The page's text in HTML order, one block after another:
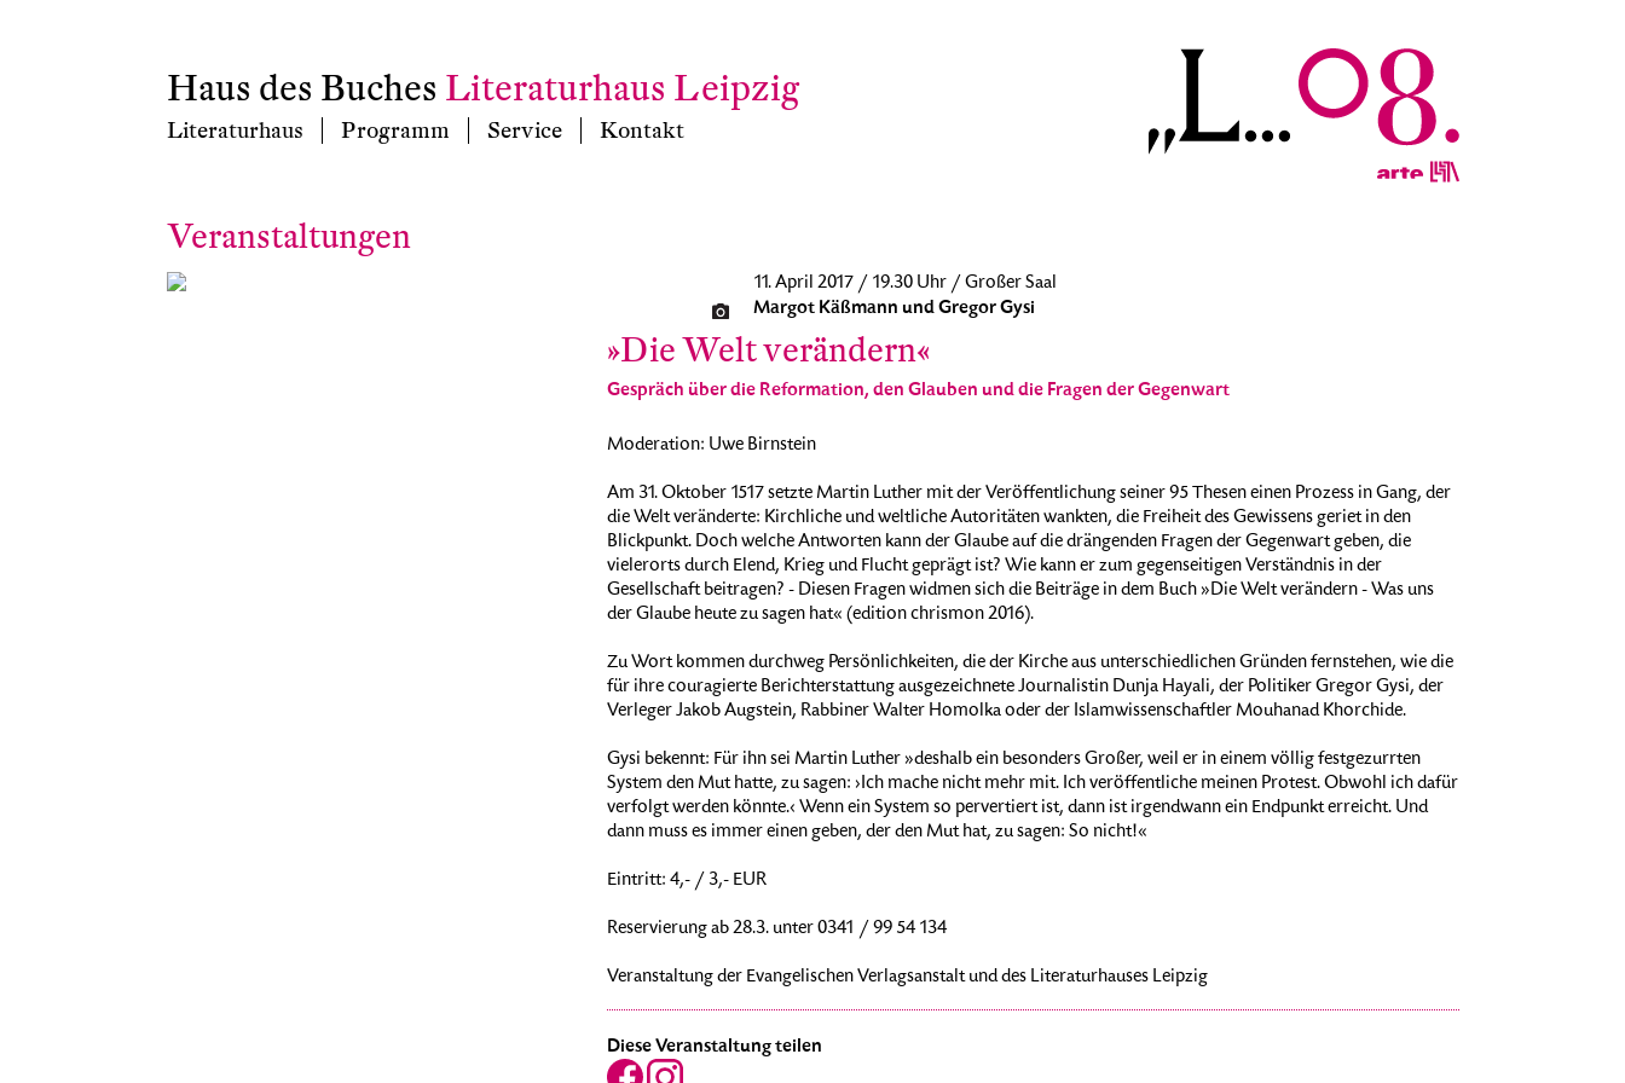
Haus des Buches Literaturhaus Leipzig
Literaturhaus Programm Service Kontakt
Veranstaltungen
11. April 2017 / 19.30 Uhr / Großer Saal
Margot Käßmann und Gregor Gysi
»Die Welt verändern«
Gespräch über die Reformation, den Glauben und die Fragen der Gegenwart
Moderation: Uwe Birnstein
Am 31. Oktober 1517 setzte Martin Luther mit der Veröffentlichung seiner 95 Thesen einen Prozess in Gang, der
die Welt veränderte: Kirchliche und weltliche Autoritäten wankten, die Freiheit des Gewissens geriet in den
Blickpunkt. Doch welche Antworten kann der Glaube auf die drängenden Fragen der Gegenwart geben, die
vielerorts durch Elend, Krieg und Flucht geprägt ist? Wie kann er zum gegenseitigen Verständnis in der
Gesellschaft beitragen? - Diesen Fragen widmen sich die Beiträge in dem Buch »Die Welt verändern - Was uns
der Glaube heute zu sagen hat« (edition chrismon 2016).
Zu Wort kommen durchweg Persönlichkeiten, die der Kirche aus unterschiedlichen Gründen fernstehen, wie die
für ihre couragierte Berichterstattung ausgezeichnete Journalistin Dunja Hayali, der Politiker Gregor Gysi, der
Verleger Jakob Augstein, Rabbiner Walter Homolka oder der Islamwissenschaftler Mouhanad Khorchide.
Gysi bekennt: Für ihn sei Martin Luther »deshalb ein besonders Großer, weil er in einem völlig festgezurrten
System den Mut hatte, zu sagen: ›Ich mache nicht mehr mit. Ich veröffentliche meinen Protest. Obwohl ich dafür
verfolgt werden könnte.‹ Wenn ein System so pervertiert ist, dann ist irgendwann ein Endpunkt erreicht. Und
dann muss es immer einen geben, der den Mut hat, zu sagen: So nicht!«
Eintritt: 4,- / 3,- EUR
Reservierung ab 28.3. unter 0341 / 99 54 134
Veranstaltung der Evangelischen Verlagsanstalt und des Literaturhauses Leipzig
Diese Veranstaltung teilen